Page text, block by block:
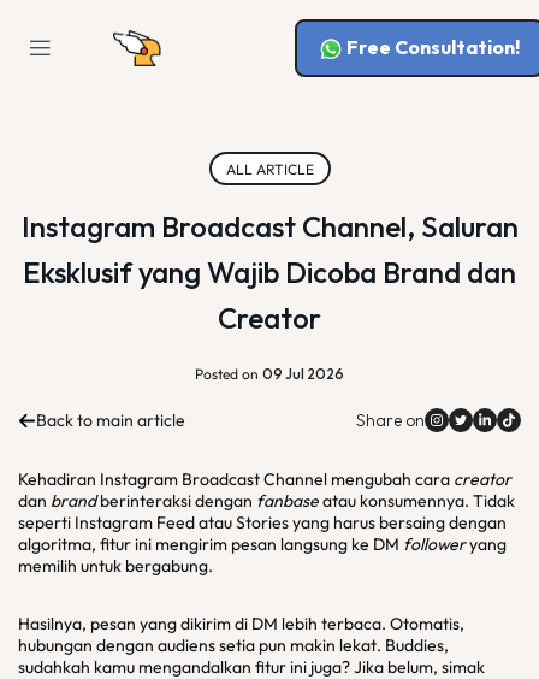
Free Consultation!
ALL ARTICLE
Instagram Broadcast Channel, Saluran
Eksklusif yang Wajib Dicoba Brand dan
Creator
Posted on 09 Jul 2026
Back to main article Share on
Kehadiran Instagram Broadcast Channel mengubah cara creator
dan brandberinteraksi dengan fanbaseatau konsumennya. Tidak
seperti Instagram Feed atau Stories yang harus bersaing dengan
algoritma, fitur ini mengirim pesan langsung ke DM followeryang
memilih untuk bergabung.
Hasilnya, pesan yang dikirim di DM lebih terbaca. Otomatis,
hubungan dengan audiens setia pun makin lekat. Buddies,
sudahkah kamu mengandalkan fitur ini juga? Jika belum, simak